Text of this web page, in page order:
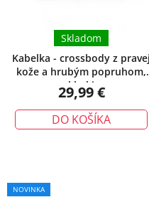
Kabelka - crossbody z pravej
kože a hrubým popruhom,
khaki
Skladom
29,99 €
DO KOŠÍKA
NOVINKA